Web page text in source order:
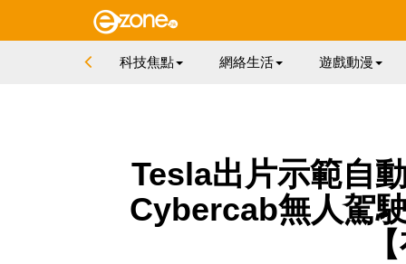
科技焦點 網絡生活 遊戲動漫
Tesla出片示範自
Cybercab無人駕